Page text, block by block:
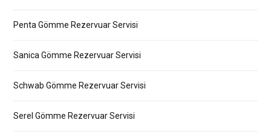
Penta Gömme Rezervuar Servisi
Sanica Gömme Rezervuar Servisi
Schwab Gömme Rezervuar Servisi
Serel Gömme Rezervuar Servisi